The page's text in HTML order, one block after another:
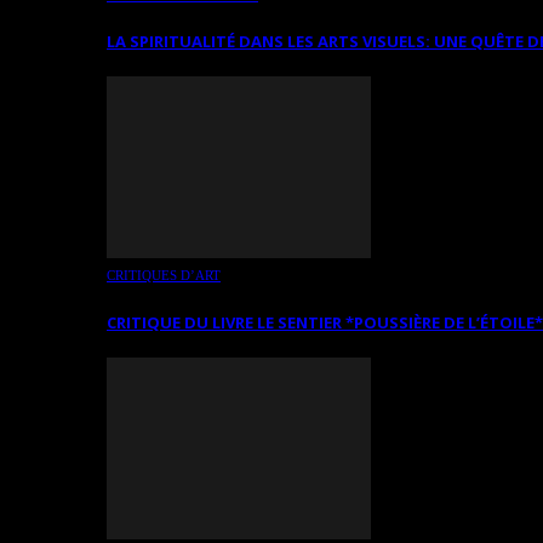
LA SPIRITUALITÉ DANS LES ARTS VISUELS: UNE QUÊTE
CRITIQUES D’ART
CRITIQUE DU LIVRE LE SENTIER *POUSSIÈRE DE L’ÉTOILE*